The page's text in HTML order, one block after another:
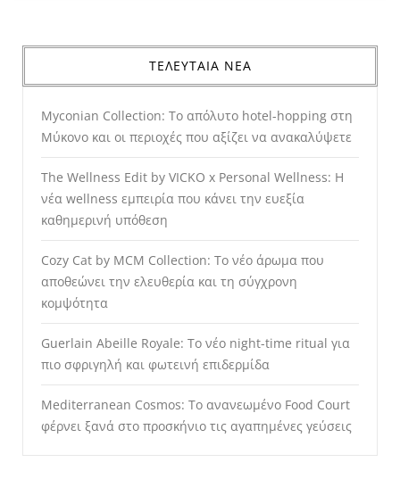
ΤΕΛΕΥΤΑΙΑ ΝΕΑ
Myconian Collection: Το απόλυτο hotel-hopping στη
Μύκονο και οι περιοχές που αξίζει να ανακαλύψετε
The Wellness Edit by VICKO x Personal Wellness: Η
νέα wellness εμπειρία που κάνει την ευεξία
καθημερινή υπόθεση
Cozy Cat by MCM Collection: Το νέο άρωμα που
αποθεώνει την ελευθερία και τη σύγχρονη
κομψότητα
Guerlain Abeille Royale: Το νέο night-time ritual για
πιο σφριγηλή και φωτεινή επιδερμίδα
Mediterranean Cosmos: Το ανανεωμένο Food Court
φέρνει ξανά στο προσκήνιο τις αγαπημένες γεύσεις